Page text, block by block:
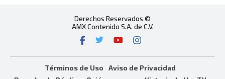
Derechos Reservados ©
AMX Contenido S.A. de C.V.
Términos de Uso
Aviso de Privacidad